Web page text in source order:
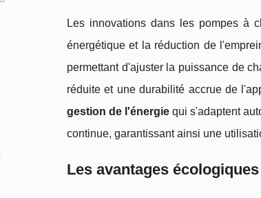
Les innovations dans les pompes à
énergétique et la réduction de
permettant d'ajuster la puissance de
réduite et une durabilité accrue de
gestion de l'énergie qui s'adaptent
continue, garantissant ainsi une
Les avantages